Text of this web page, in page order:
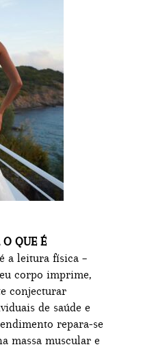
O QUE É
é a leitura física –
corpo imprime,
conjecturar
de saúde e
repara-se
massa muscular e